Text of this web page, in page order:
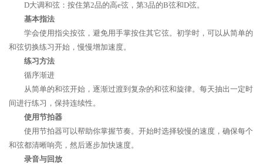
D大调和弦：按住第2品的高e弦，第3品的B弦和D弦。
基本指法
学会使用指尖按弦，避免用手掌按住其它弦。初学时，可以从简单的
和弦切换练习开始，慢慢增加速度。
练习方法
循序渐进
从简单的和弦开始，逐渐过渡到复杂的和弦和旋律。每天抽出一定时
间进行练习，保持连续性。
使用节拍器
使用节拍器可以帮助你掌握节奏。开始时选择较慢的速度，确保每个
和弦都清晰响亮，然后逐步加快速度。
录音与回放